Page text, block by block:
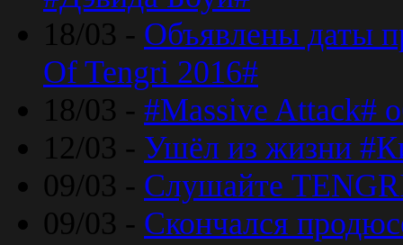
18/03 - Объявлены даты
Of Tengri 2016#
18/03 - #Massive Attack#
12/03 - Ушёл из жизни
09/03 - Слушайте
09/03 - Скончался